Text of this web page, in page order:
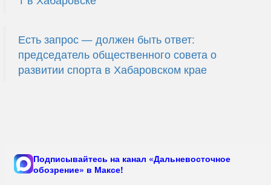
Есть запрос — должен быть ответ:
председатель общественного совета о
развитии спорта в Хабаровском крае
Подписывайтесь на канал «Дальневосточное
обозрение» в Максе!